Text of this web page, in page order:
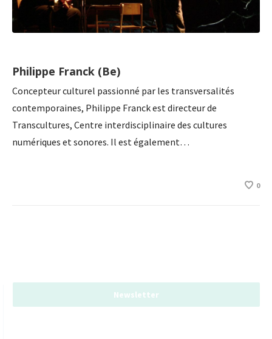
Philippe Franck (Be)
Concepteur culturel passionné par les transversalités
contemporaines, Philippe Franck est directeur de
Transcultures, Centre interdisciplinaire des cultures
numériques et sonores. Il est également…
0
Newsletter